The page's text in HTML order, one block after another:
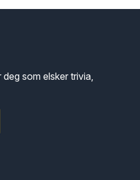
som elsker trivia,